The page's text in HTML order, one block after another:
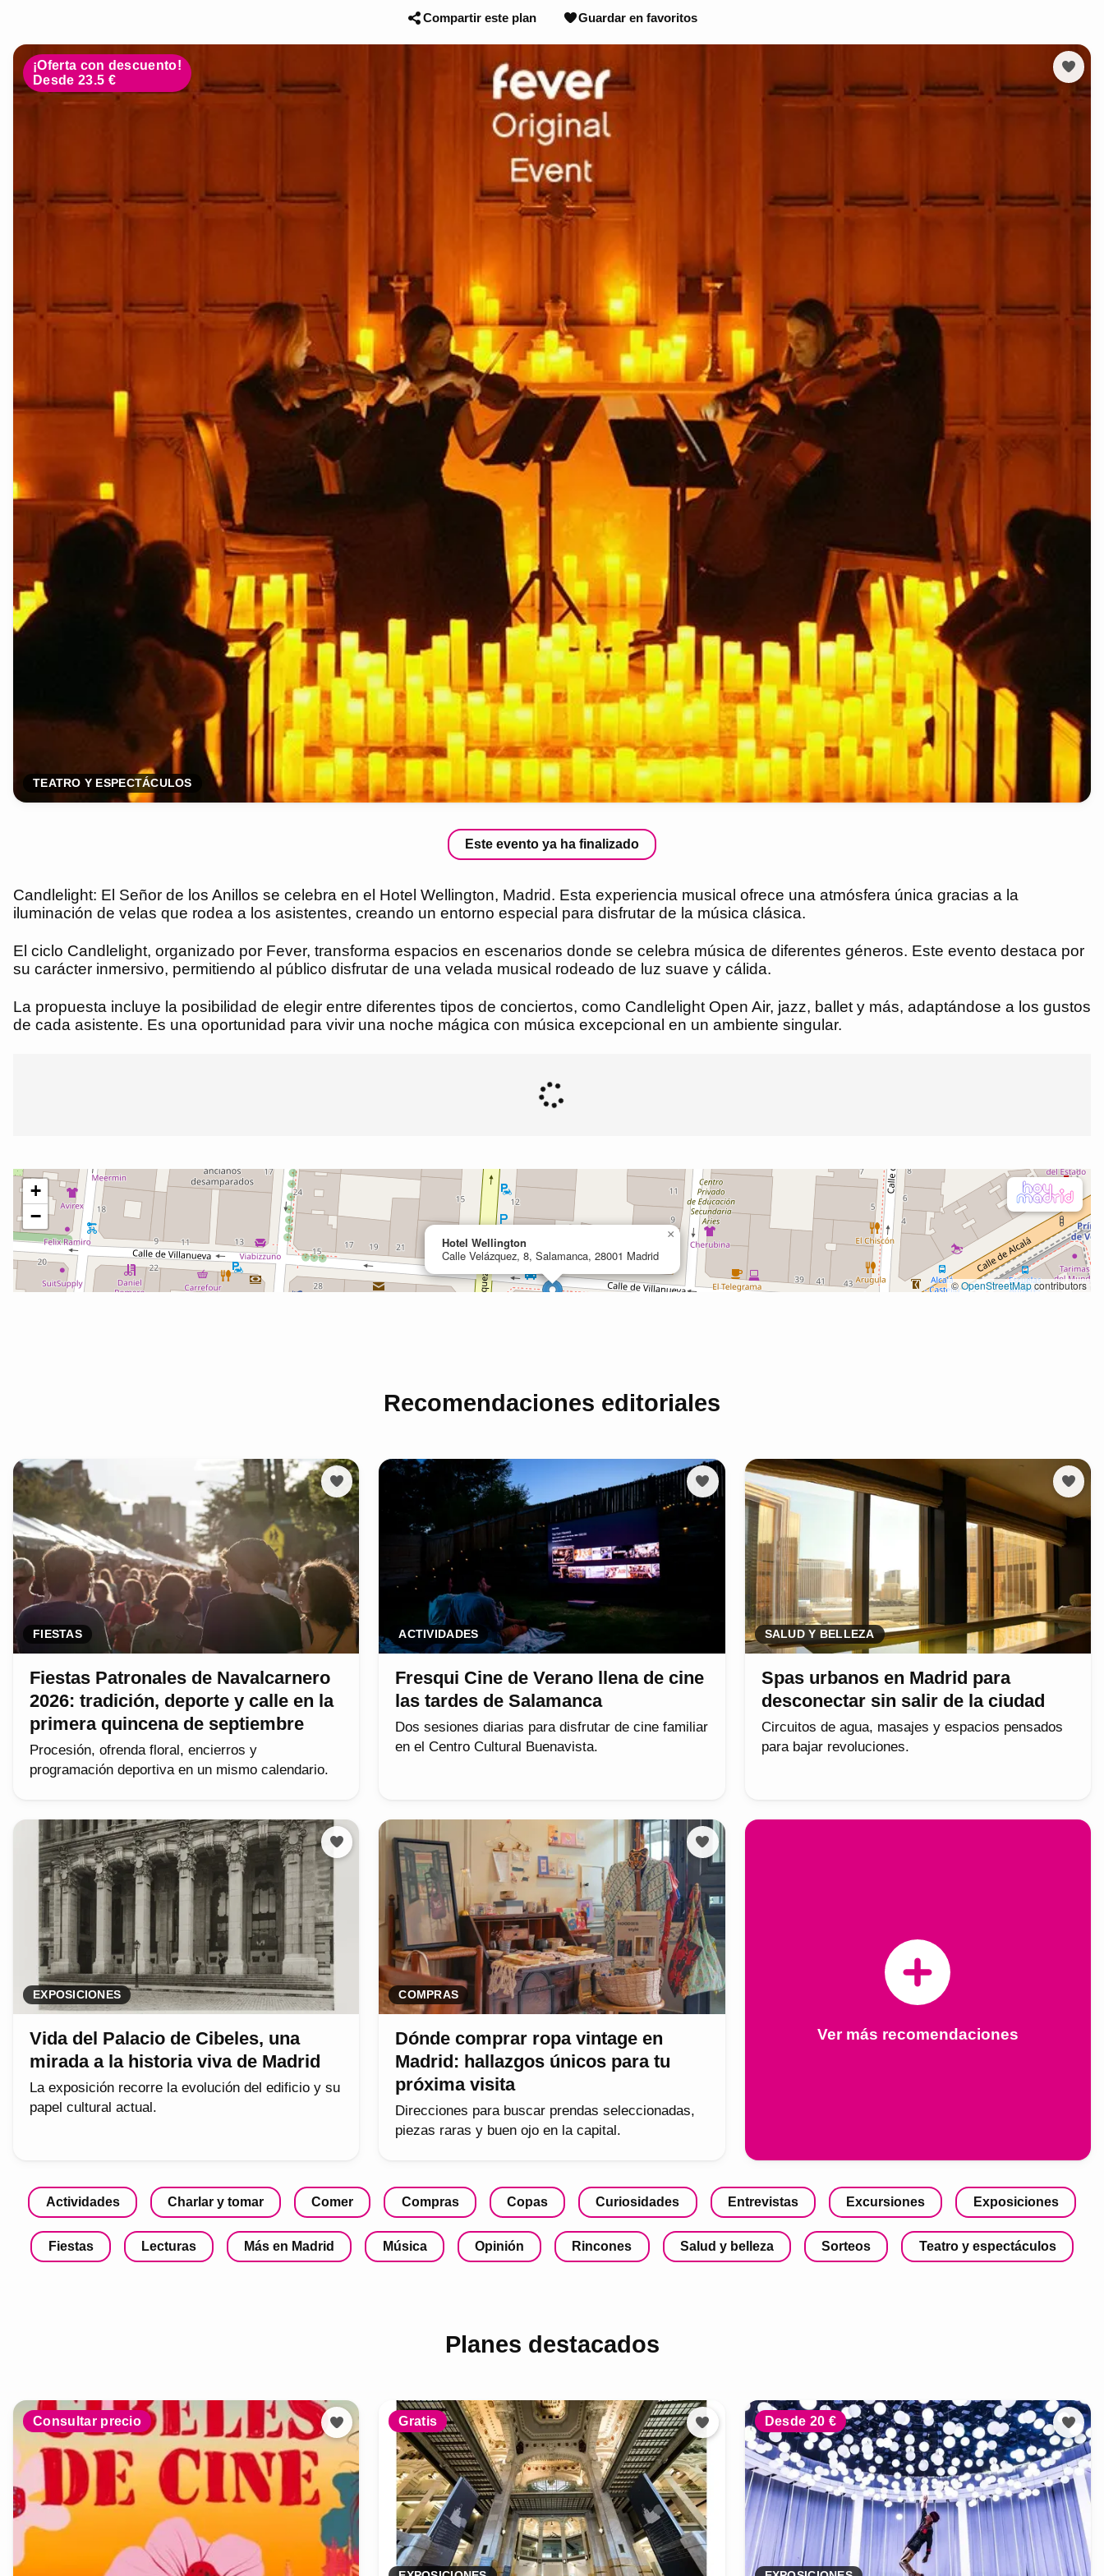
Compartir este plan Guardar en favoritos
¡Oferta con descuento!
Desde 23.5 €
TEATRO Y ESPECTÁCULOS
Este evento ya ha finalizado
Candlelight: El Señor de los Anillos se celebra en el Hotel Wellington, Madrid. Esta experiencia musical ofrece una atmósfera única gracias a la
iluminación de velas que rodea a los asistentes, creando un entorno especial para disfrutar de la música clásica.
El ciclo Candlelight, organizado por Fever, transforma espacios en escenarios donde se celebra música de diferentes géneros. Este evento destaca por
su carácter inmersivo, permitiendo al público disfrutar de una velada musical rodeado de luz suave y cálida.
La propuesta incluye la posibilidad de elegir entre diferentes tipos de conciertos, como Candlelight Open Air, jazz, ballet y más, adaptándose a los gustos
de cada asistente. Es una oportunidad para vivir una noche mágica con música excepcional en un ambiente singular.
Recomendaciones editoriales
FIESTAS
Fiestas Patronales de Navalcarnero
2026: tradición, deporte y calle en la
primera quincena de septiembre
Procesión, ofrenda floral, encierros y
programación deportiva en un mismo calendario.
ACTIVIDADES
Fresqui Cine de Verano llena de cine
las tardes de Salamanca
Dos sesiones diarias para disfrutar de cine familiar
en el Centro Cultural Buenavista.
SALUD Y BELLEZA
Spas urbanos en Madrid para
desconectar sin salir de la ciudad
Circuitos de agua, masajes y espacios pensados
para bajar revoluciones.
EXPOSICIONES
Vida del Palacio de Cibeles, una
mirada a la historia viva de Madrid
La exposición recorre la evolución del edificio y su
papel cultural actual.
COMPRAS
Dónde comprar ropa vintage en
Madrid: hallazgos únicos para tu
próxima visita
Direcciones para buscar prendas seleccionadas,
piezas raras y buen ojo en la capital.
Ver más recomendaciones
Actividades Charlar y tomar Comer Compras Copas Curiosidades Entrevistas Excursiones Exposiciones
Fiestas Lecturas Más en Madrid Música Opinión Rincones Salud y belleza Sorteos Teatro y espectáculos
Planes destacados
Consultar precio Gratis Desde 20 €